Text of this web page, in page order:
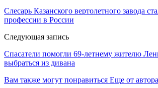
Слесарь Казанского вертолетного завода
профессии в России
Следующая запись
Спасатели помогли 69-летнему жителю
выбраться из дивана
Вам также могут понравиться Еще от автора